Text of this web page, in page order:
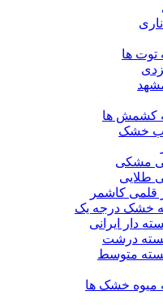
توت ها
کشمش ها
خشک
مشکی
طلایی
کاشمر
خشک درجه یک
دار ایرانی
درشت
متوسط
میوه خشک ها